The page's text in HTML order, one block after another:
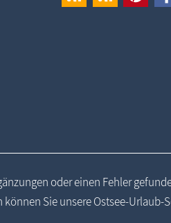
oder einen Fehler
können Sie unsere Ostsee-